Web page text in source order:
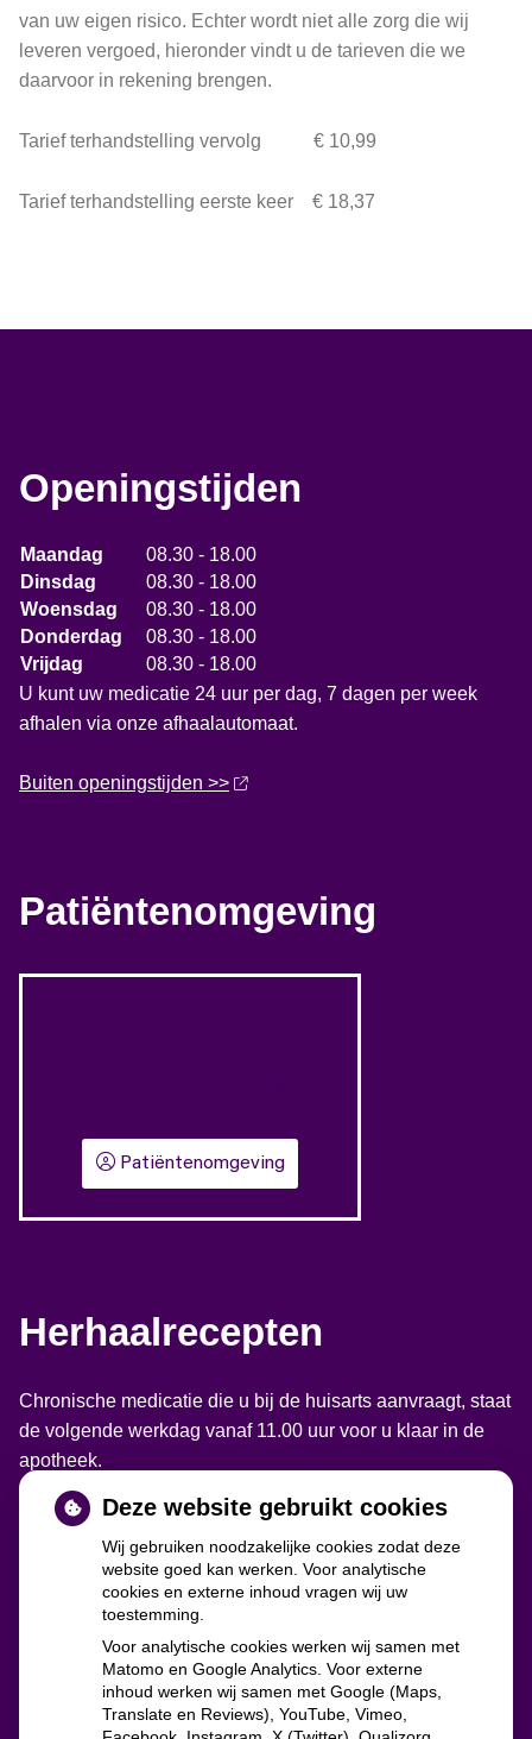
van uw eigen risico. Echter wordt niet alle zorg die wij
leveren vergoed, hieronder vindt u de tarieven die we
daarvoor in rekening brengen.
Tarief terhandstelling vervolg € 10,99
Tarief terhandstelling eerste keer € 18,37
Openingstijden
Maandag
08.30 - 18.00
Dinsdag
08.30 - 18.00
Woensdag
08.30 - 18.00
Donderdag
08.30 - 18.00
Vrijdag
08.30 - 18.00
U kunt uw medicatie 24 uur per dag, 7 dagen per week
afhalen via onze afhaalautomaat.
Buiten openingstijden >>
Patiëntenomgeving
Patiëntenomgeving
Herhaalrecepten
Chronische medicatie die u bij de huisarts aanvraagt, staat
de volgende werkdag vanaf 11.00 uur voor u klaar in de
apotheek.
zorgverzekeraars
Deze website gebruikt cookies
Wij gebruiken noodzakelijke cookies zodat deze
website goed kan werken. Voor analytische
cookies en externe inhoud vragen wij uw
toestemming.
Voor analytische cookies werken wij samen met
Matomo en Google Analytics. Voor externe
inhoud werken wij samen met Google (Maps,
Translate en Reviews), YouTube, Vimeo,